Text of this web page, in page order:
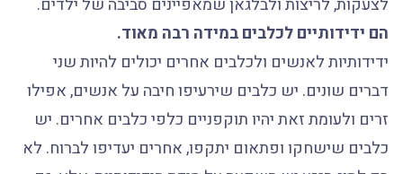
הם ידידותיים לכלבים במידה רבה מאוד.
ידידותיות לאנשים ולכלבים אחרים יכולים להיות שני
דברים שונים. יש כלבים שירעיפו חיבה על אנשים, אפילו
זרים ולעומת זאת יהיו תוקפניים כלפי כלבים אחרים. יש
כלבים שישחקו ופתאום יתקפו, אחרים יעדיפו לברוח. לא